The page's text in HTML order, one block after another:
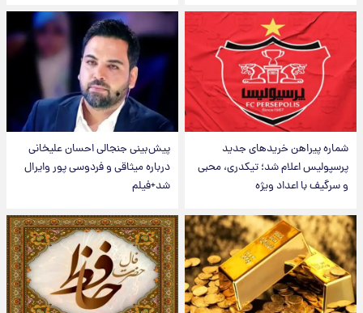
شماره پیراهن خریدهای جدید
پرسپولیس اعلام شد؛ تیکدری، محبی
و سرگیف با اعداد ویژه
پیش‌بینی جنجالی احسان علیخانی
درباره میثاقی و فردوسی پور وایرال
شد+فیلم